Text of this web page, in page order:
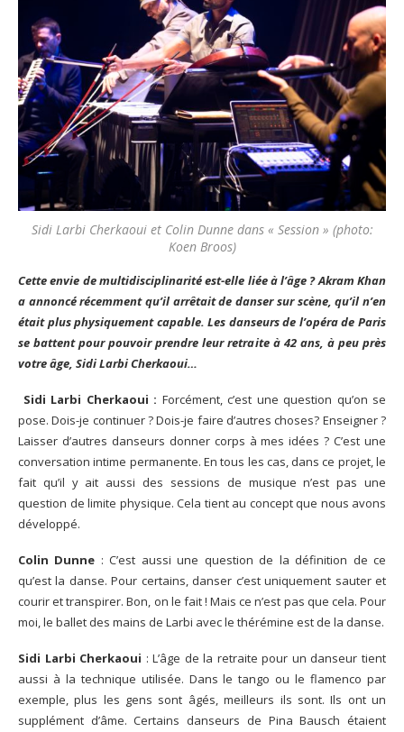
Sidi Larbi Cherkaoui et Colin Dunne dans « Session » (photo:
Koen Broos)
Cette envie de multidisciplinarité est-elle liée à l’âge ? Akram Khan
a annoncé récemment qu’il arrêtait de danser sur scène, qu’il n’en
était plus physiquement capable. Les danseurs de l’opéra de Paris
se battent pour pouvoir prendre leur retraite à 42 ans, à peu près
votre âge, Sidi Larbi Cherkaoui…
Sidi Larbi Cherkaoui : Forcément, c’est une question qu’on se
pose. Dois-je continuer ? Dois-je faire d’autres choses? Enseigner ?
Laisser d’autres danseurs donner corps à mes idées ? C’est une
conversation intime permanente. En tous les cas, dans ce projet, le
fait qu’il y ait aussi des sessions de musique n’est pas une
question de limite physique. Cela tient au concept que nous avons
développé.
Colin Dunne : C’est aussi une question de la définition de ce
qu’est la danse. Pour certains, danser c’est uniquement sauter et
courir et transpirer. Bon, on le fait ! Mais ce n’est pas que cela. Pour
moi, le ballet des mains de Larbi avec le thérémine est de la danse.
Sidi Larbi Cherkaoui : L’âge de la retraite pour un danseur tient
aussi à la technique utilisée. Dans le tango ou le flamenco par
exemple, plus les gens sont âgés, meilleurs ils sont. Ils ont un
supplément d’âme. Certains danseurs de Pina Bausch étaient